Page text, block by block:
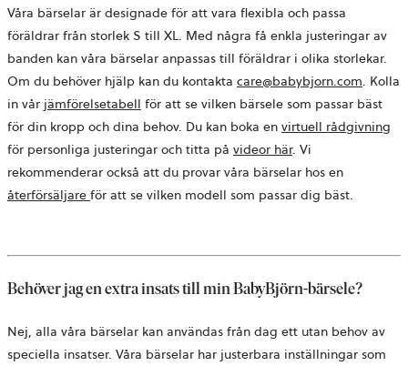
Våra bärselar är designade för att vara flexibla och passa
föräldrar från storlek S till XL. Med några få enkla justeringar av
banden kan våra bärselar anpassas till föräldrar i olika storlekar.
Om du behöver hjälp kan du kontakta care@babybjorn.com. Kolla
in vår jämförelsetabell för att se vilken bärsele som passar bäst
för din kropp och dina behov. Du kan boka en virtuell rådgivning
för personliga justeringar och titta på videor här. Vi
rekommenderar också att du provar våra bärselar hos en
återförsäljare för att se vilken modell som passar dig bäst.
Behöver jag en extra insats till min BabyBjörn-bärsele?
Nej, alla våra bärselar kan användas från dag ett utan behov av
speciella insatser. Våra bärselar har justerbara inställningar som